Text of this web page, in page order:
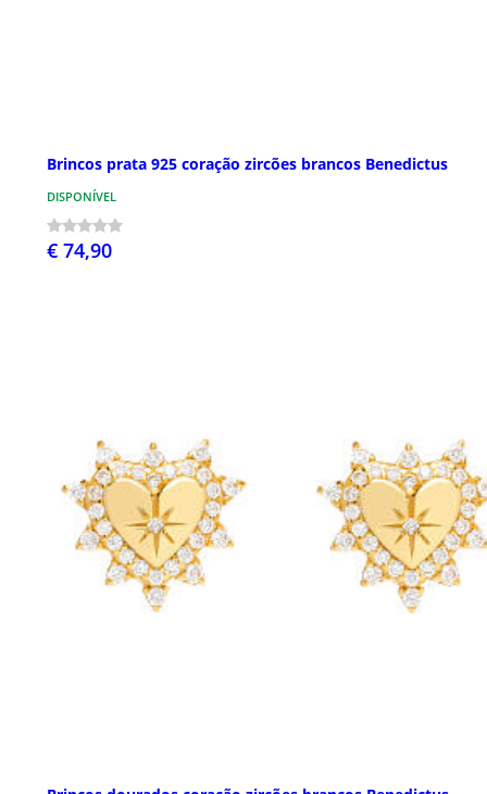
Brincos prata 925 coração zircões brancos Benedictus
DISPONÍVEL
€ 74,90